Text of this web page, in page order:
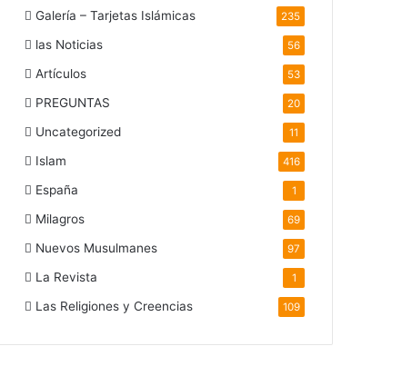
Galería – Tarjetas Islámicas 235
las Noticias 56
Artículos 53
PREGUNTAS 20
Uncategorized 11
Islam 416
España 1
Milagros 69
Nuevos Musulmanes 97
La Revista 1
Las Religiones y Creencias 109